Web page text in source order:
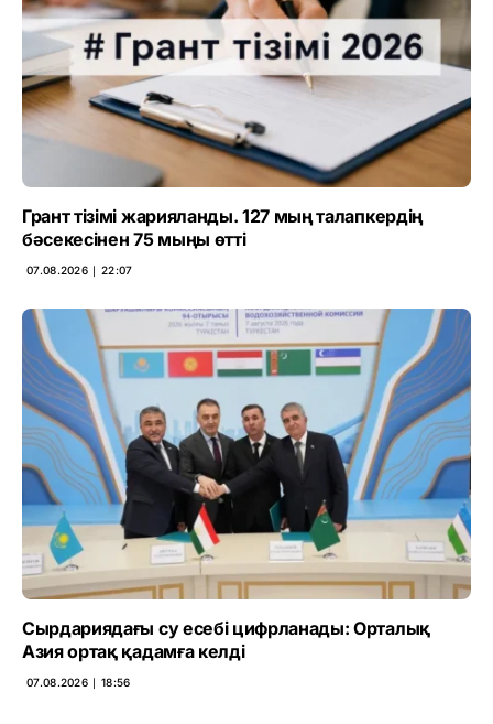
Грант тізімі жарияланды. 127 мың талапкердің
бәсекесінен 75 мыңы өтті
07.08.2026 ∣ 22:07
Сырдариядағы су есебі цифрланады: Орталық
Азия ортақ қадамға келді
07.08.2026 ∣ 18:56